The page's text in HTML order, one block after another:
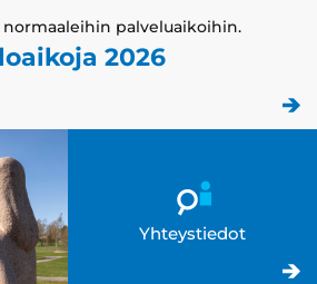
normaaleihin palveluaikoihin.
2026
Yhteystiedot